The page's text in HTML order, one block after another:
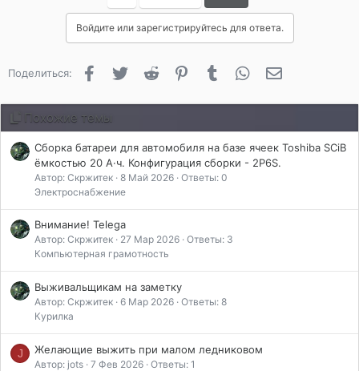
р
л
и
:
Войдите или зарегистрируйтесь для ответа.
Поделиться: FacebookTwitter Reddit PinterestTumblr WhatsApp
Похожие темы
Сборка батареи для автомобиля на базе ячеек Toshiba SCiB
ёмкостью 20 А·ч. Конфигурация сборки - 2P6S.
Автор: Скржитек 8 Май 2026 Ответы: 0
Электроснабжение
Внимание! Telega
Автор: Скржитек 27 Мар 2026 Ответы: 3
Компьютерная грамотность
Выживальщикам на заметку
Автор: Скржитек 6 Мар 2026 Ответы: 8
Курилка
J Желающие выжить при малом ледниковом
Автор: jots 7 Фев 2026 Ответы: 1